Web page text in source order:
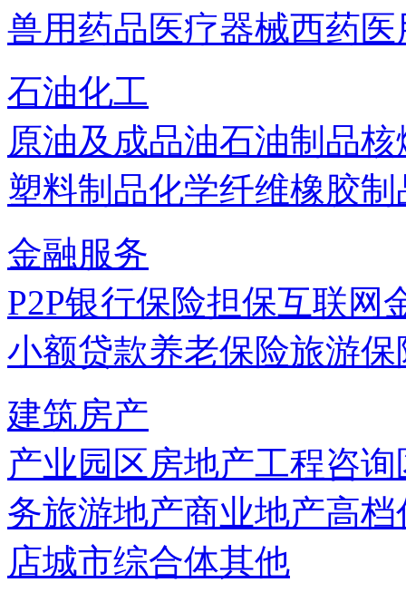
兽用药品医疗器械西药
石油化工
原油及成品油石油制品核
塑料制品化学纤维橡胶制
金融服务
P2P银行保险担保互联网
小额贷款养老保险旅游保
建筑房产
产业园区房地产工程咨询
务旅游地产商业地产高档
店城市综合体其他